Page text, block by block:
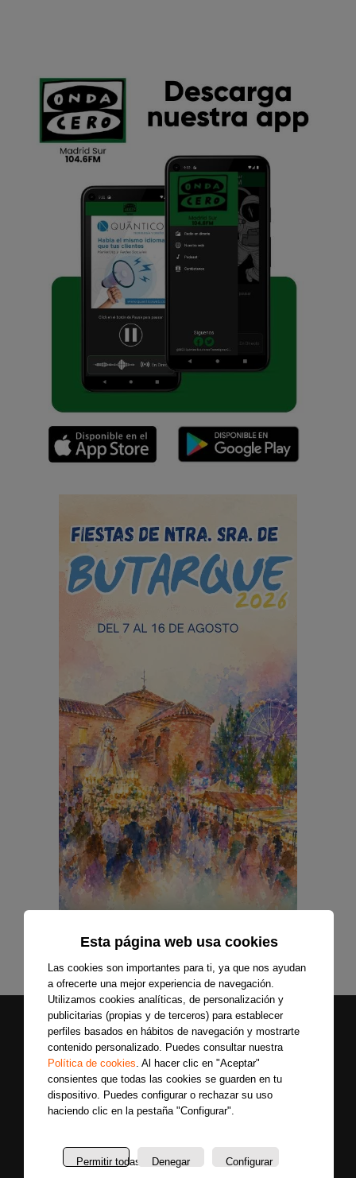
Esta página web usa cookies
Las cookies son importantes para ti, ya que nos ayudan
a ofrecerte una mejor experiencia de navegación.
Utilizamos cookies analíticas, de personalización y
publicitarias (propias y de terceros) para establecer
perfiles basados en hábitos de navegación y mostrarte
contenido personalizado. Puedes consultar nuestra
Política de cookies. Al hacer clic en "Aceptar"
consientes que todas las cookies se guarden en tu
dispositivo. Puedes configurar o rechazar su uso
haciendo clic en la pestaña "Configurar".
Permitir todas Denegar Configurar
Últimas
nosotros
La
Síguenos
Únete a nuestras